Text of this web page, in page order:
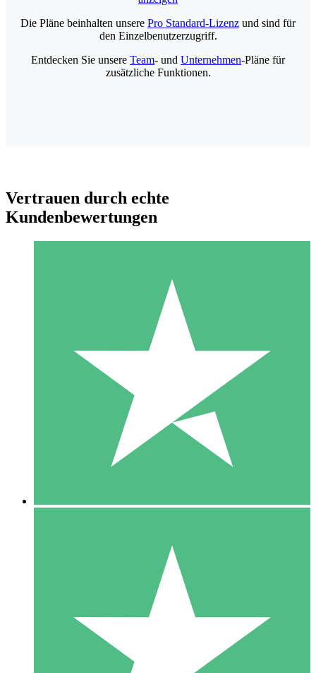
Individuelle Credit-Pakete
Zahlen Sie nach Bedarf mit Download-Credits. Keine
monatliche Verpflichtung erforderlich.
10 00
10 Downloads
20 00
Die Pläne beinhalten unsere Pro Standard-Lizenz und sind für
den Einzelbenutzerzugriff.
Entdecken Sie unsere Team- und Unternehmen-Pläne für
zusätzliche Funktionen.
Vertrauen durch echte
Kundenbewertungen